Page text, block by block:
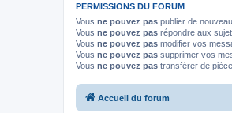
PERMISSIONS DU FORUM
Vous ne pouvez pas publier de
Vous ne pouvez pas répondre aux
Vous ne pouvez pas modifier vos
Vous ne pouvez pas supprimer vos
Vous ne pouvez pas transférer de
Accueil du forum